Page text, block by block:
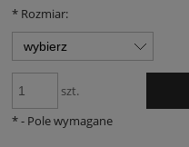
* Rozmiar:
szt.
*- Pole wymagane